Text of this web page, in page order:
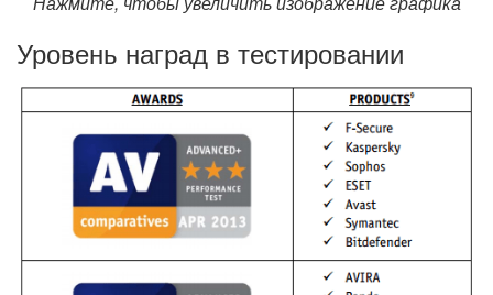
Уровень наград в тестировании